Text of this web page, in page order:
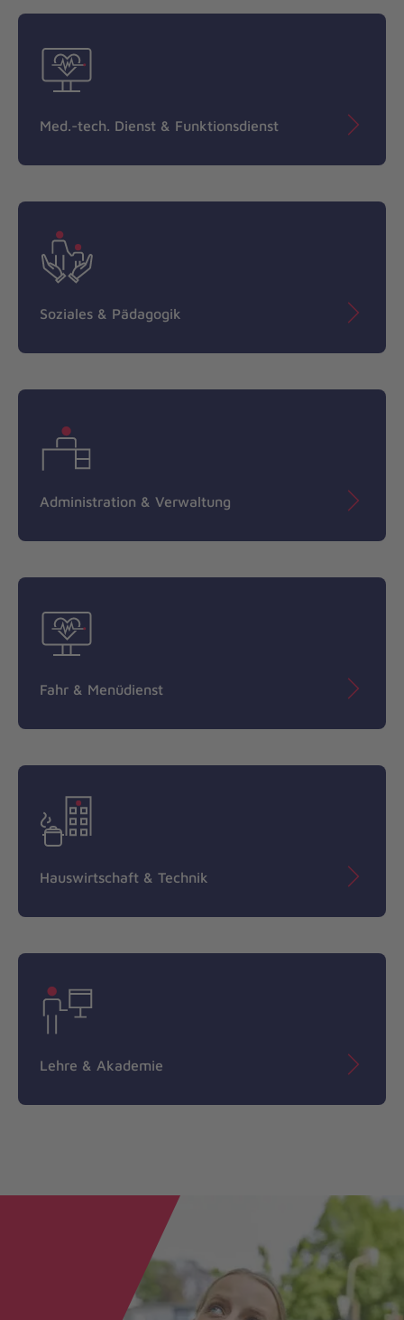
Med.-tech. Dienst & Funktionsdienst
Soziales & Pädagogik
Administration & Verwaltung
Fahr & Menüdienst
Hauswirtschaft & Technik
Lehre & Akademie